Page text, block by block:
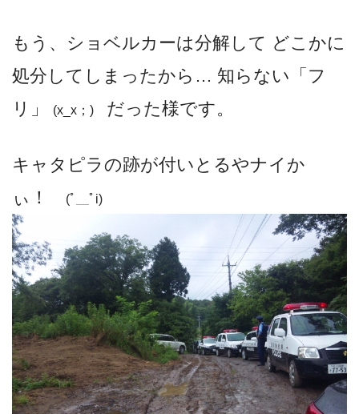
もう、ショベルカーは分解して どこかに
処分してしまったから… 知らない「フ
リ」
(x_x；) だった様です。
キャタピラの跡が付いとるやナイか
ぃ！
(ﾟ＿ﾟi)